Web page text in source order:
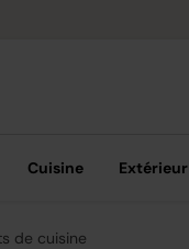
Cuisine Extérieur
de cuisine